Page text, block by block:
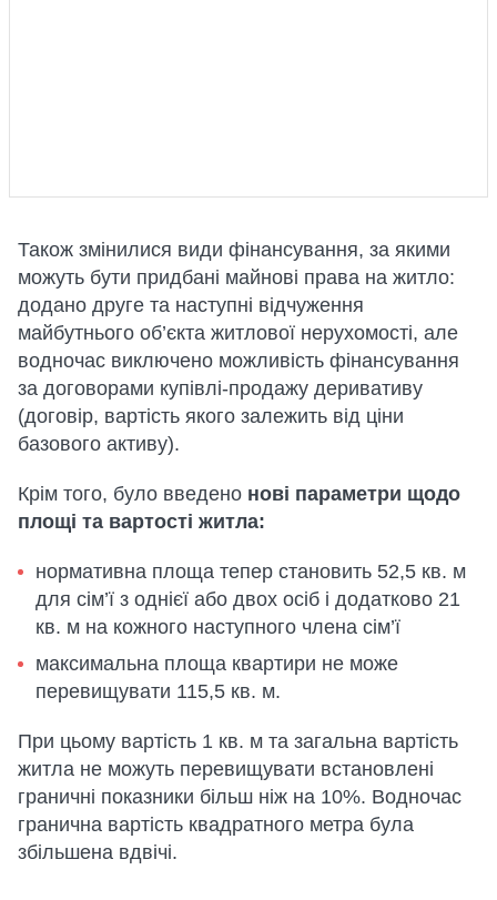
Також змінилися види фінансування, за якими
можуть бути придбані майнові права на житло:
додано друге та наступні відчуження
майбутнього об’єкта житлової нерухомості, але
водночас виключено можливість фінансування
за договорами купівлі-продажу деривативу
(договір, вартість якого залежить від ціни
базового активу).
Крім того, було введено нові параметри щодо
площі та вартості житла:
нормативна площа тепер становить 52,5 кв. м
для сім’ї з однієї або двох осіб і додатково 21
кв. м на кожного наступного члена сім’ї
максимальна площа квартири не може
перевищувати 115,5 кв. м.
При цьому вартість 1 кв. м та загальна вартість
житла не можуть перевищувати встановлені
граничні показники більш ніж на 10%. Водночас
гранична вартість квадратного метра була
збільшена вдвічі.